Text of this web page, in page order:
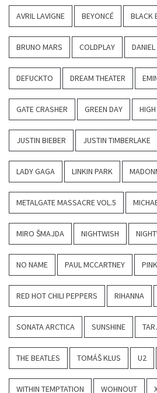
AVRIL LAVIGNE BEYONCÉ BLACK
BRUNO MARS COLDPLAY
DEFUCKTO DREAM THEATER
GATE CRASHER GREEN DAY
JUSTIN BIEBER JUSTIN TIMBERLAKE
LADY GAGA LINKIN PARK
METALGATE MASSACRE VOL.5
MIRO ŠMAJDA NIGHTWISH
NO NAME PAUL MCCARTNEY PINK
RED HOT CHILI PEPPERS RIHANNA
SONATA ARCTICA SUNSHINE
THE BEATLES TOMÁŠ KLUS U2
WITHIN TEMPTATION WOHNOUT